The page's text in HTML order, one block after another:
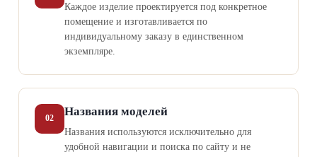
Каждое изделие проектируется под конкретное
помещение и изготавливается по
индивидуальному заказу в единственном
экземпляре.
02
Названия моделей
Названия используются исключительно для
удобной навигации и поиска по сайту и не